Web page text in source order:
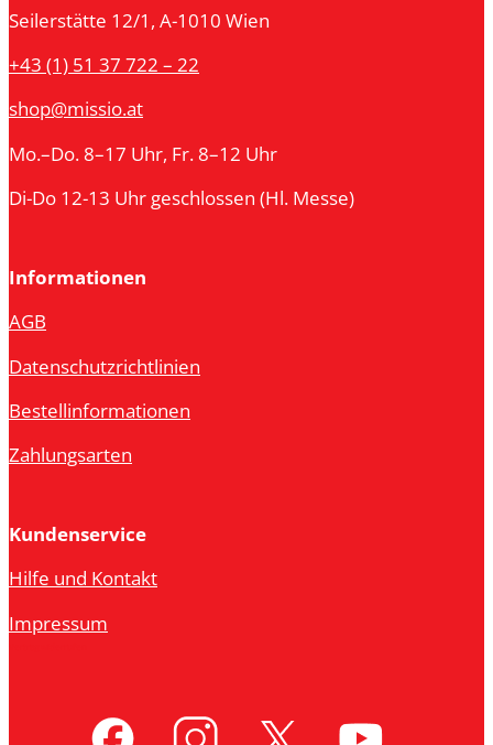
Seilerstätte 12/1, A-1010 Wien
+43 (1) 51 37 722 – 22
shop@missio.at
Mo.–Do. 8–17 Uhr, Fr. 8–12 Uhr
Di-Do 12-13 Uhr geschlossen (Hl. Messe)
Informationen
AGB
Datenschutzrichtlinien
Bestellinformationen
Zahlungsarten
Kundenservice
Hilfe und Kontakt
Impressum